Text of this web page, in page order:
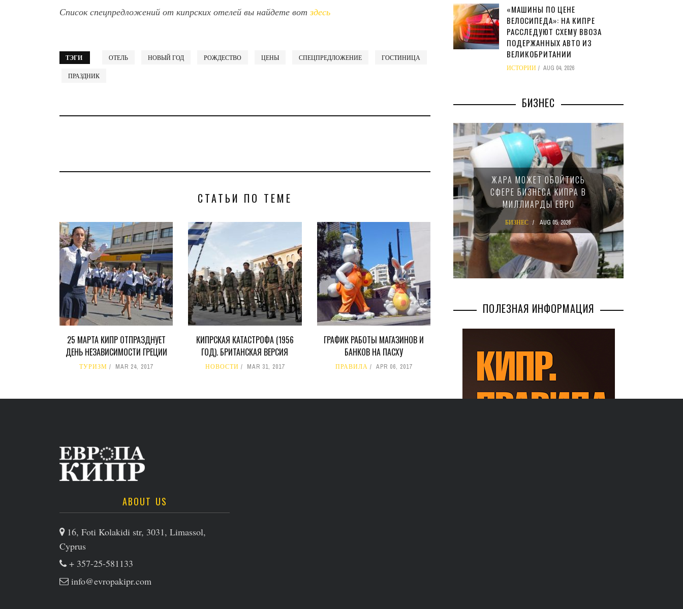
Список спецпредложений от кипрских отелей вы найдете вотздесь
ТЭГИ ОТЕЛЬ НОВЫЙ ГОД РОЖДЕСТВО ЦЕНЫ СПЕЦПРЕДЛОЖЕНИЕ ГОСТИНИЦА
ПРАЗДНИК
СТАТЬИ ПО ТЕМЕ
25 МАРТА КИПР ОТПРАЗДНУЕТ
ДЕНЬ НЕЗАВИСИМОСТИ ГРЕЦИИ
ТУРИЗМ MAR 24, 2017
КИПРСКАЯ КАТАСТРОФА (1956
ГОД). БРИТАНСКАЯ ВЕРСИЯ
НОВОСТИ MAR 31, 2017
ГРАФИК РАБОТЫ МАГАЗИНОВ И
БАНКОВ НА ПАСХУ
ПРАВИЛА APR 06, 2017
«МАШИНЫ ПО ЦЕНЕ
ВЕЛОСИПЕДА»: НА КИПРЕ
РАССЛЕДУЮТ СХЕМУ ВВОЗА
ПОДЕРЖАННЫХ АВТО ИЗ
ВЕЛИКОБРИТАНИИ
ИСТОРИИ AUG 04, 2026
БИЗНЕС
В 2028 ГОДУ ENI НАЧНЕТ
БИЗНЕС JUL 28, 2026
ЖАРА МОЖЕТ ОБОЙТИСЬ
СФЕРЕ БИЗНЕСА КИПРА В
МИЛЛИАРДЫ ЕВРО
БИЗНЕС AUG 05, 2026
ПОЛЕЗНАЯ ИНФОРМАЦИЯ
ABOUT US
16, Foti Kolakidi str, 3031, Limassol,
Cyprus
+ 357-25-581133
info@evropakipr.com